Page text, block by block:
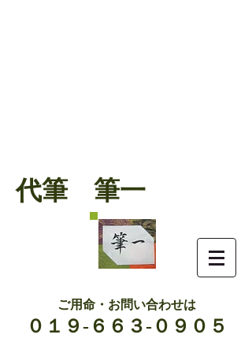
代筆 筆一
ご用命・お問い合わせは
０１９-６６３-０９０５